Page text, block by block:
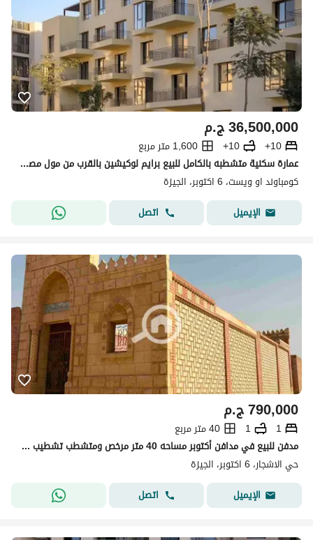
ج.م36,500,000
10+
10+
1,600 متر مربع
عمارة سكنية متشطبه بالكامل للبيع برايم لوكيشين بالقرب من مول مصر داخل كمبوند أو ويست (O West)
كومباوند او ويست، 6 اكتوبر، الجيزة
الإيميل
اتصل
ج.م790,000
1
1
40 متر مربع
مدفن للبيع في مدافن أكتوبر مساحه 40 متر مرخص ومتشطب تشطيب سوبر لوكس
حي الاشجار، 6 اكتوبر، الجيزة
الإيميل
اتصل